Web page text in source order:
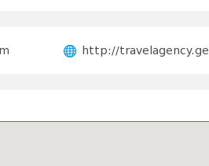
http://travelagency.ge